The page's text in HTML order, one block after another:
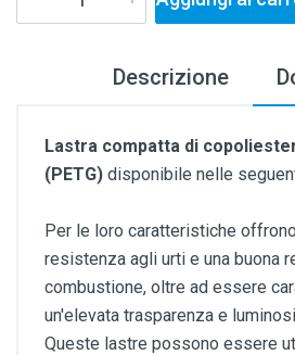
Descrizione
Lastra compatta di
(PETG) disponibile nelle
Per le loro caratteristiche
resistenza agli urti e una buona
combustione, oltre ad essere
un'elevata trasparenza e
Queste lastre possono essere